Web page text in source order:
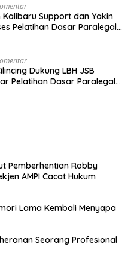
Kalibaru Support dan Yakin
Pelatihan Dasar Paralegal
Dukung LBH JSB
Pelatihan Dasar Paralegal
Pemberhentian Robby
AMPI Cacat Hukum
Lama Kembali Menyapa
Seorang Profesional